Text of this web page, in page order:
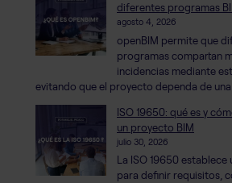
diferentes programas
agosto 4, 2026
openBIM permite que
programas compartan
incidencias mediante
evitando que el proyecto dependa de
ISO 19650: qué es y
un proyecto BIM
julio 30, 2026
La ISO 19650
para definir requisitos,